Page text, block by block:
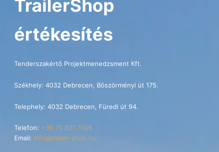
TrailerShop
értékesítés
Tenderszakértő Projektmenedzsment Kft.
Székhely: 4032 Debrecen, Böszörményi út 175.
Telephely: 4032 Debrecen, Füredi út 94.
Telefon: +36 70 621 7696
Email: info@trailer-shop.hu